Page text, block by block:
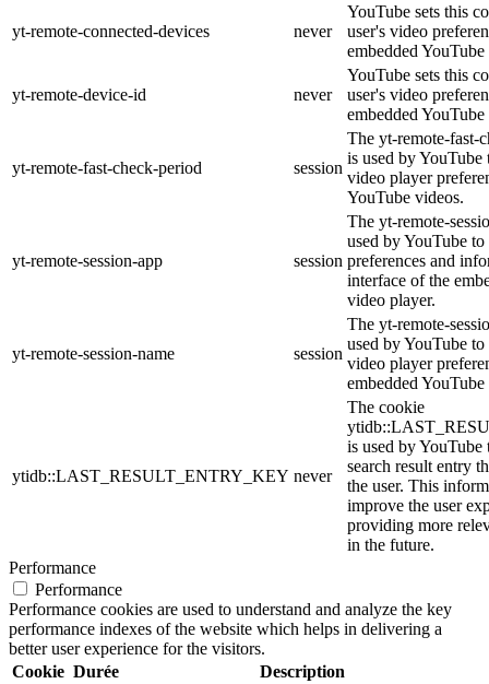
yt-remote-connected-devices never
YouTube sets this
user's video
embedded
yt-remote-device-id never
YouTube sets this
user's video
embedded
yt-remote-fast-check-period session
The yt-remote-fast-
is used by YouTube
video player
YouTube videos.
yt-remote-session-app session
The yt-remote-
used by YouTube to
preferences and
interface of the
video player.
yt-remote-session-name session
The yt-remote-
used by YouTube to
video player
embedded
ytidb::LAST_RESULT_ENTRY_KEY never
The cookie
is used by YouTube
search result entry
the user. This
improve the user
providing more
in the future.
Performance
Performance
Performance cookies are used to understand and analyze the key
performance indexes of the website which helps in delivering a
better user experience for the visitors.
Cookie Durée
Description